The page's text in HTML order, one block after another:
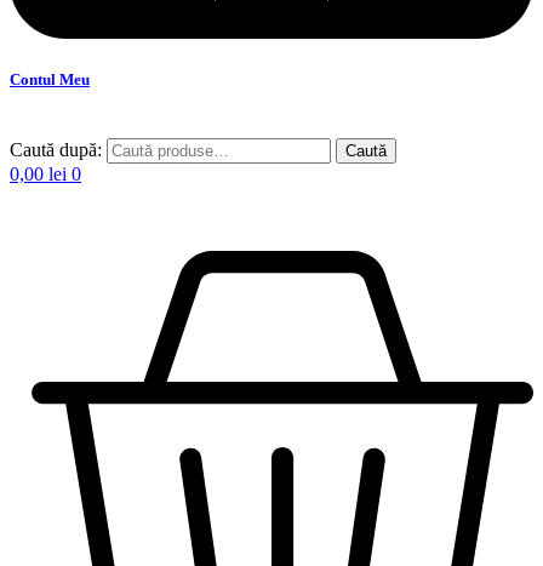
Contul Meu
Caută după: Caută
0,00 lei 0